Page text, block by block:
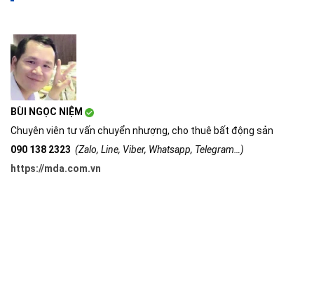
BÙI NGỌC NIỆM
Chuyên viên tư vấn chuyển nhượng, cho thuê bất động sản
090 138 2323 (Zalo, Line, Viber, Whatsapp, Telegram…)
https://mda.com.vn